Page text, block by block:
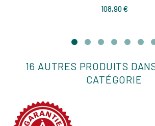
108,90 €Prix
16 AUTRES PRODUITS
CATÉGORIE